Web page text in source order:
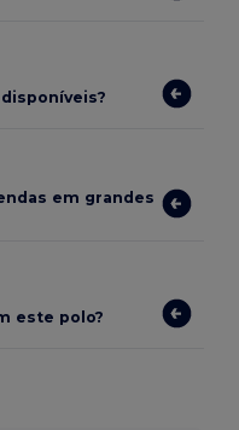
em grandes
este polo?